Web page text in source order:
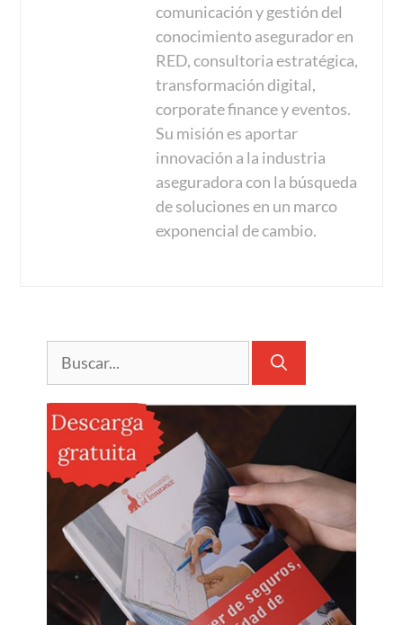
comunicación y gestión del
conocimiento asegurador en
RED, consultoria estratégica,
transformación digital,
corporate finance y eventos.
Su misión es aportar
innovación a la industria
aseguradora con la búsqueda
de soluciones en un marco
exponencial de cambio.